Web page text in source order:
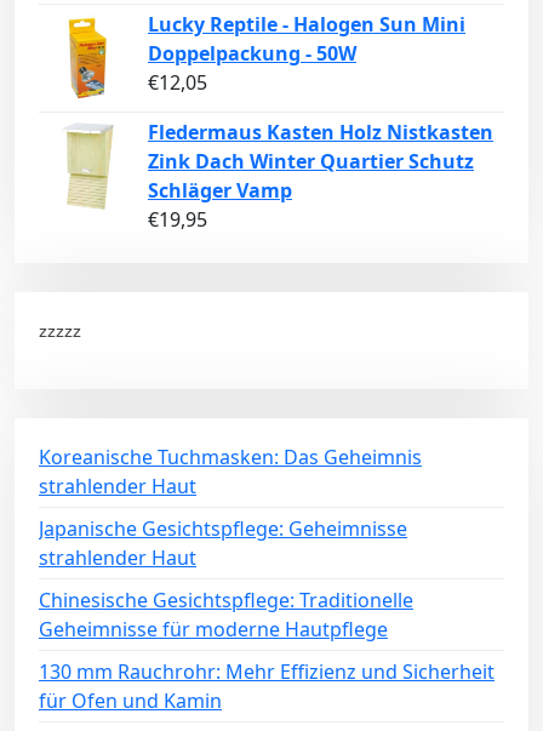
Lucky Reptile - Halogen Sun Mini
Doppelpackung - 50W
€12,05
Fledermaus Kasten Holz Nistkasten
Zink Dach Winter Quartier Schutz
Schläger Vamp
€19,95
zzzzz
Koreanische Tuchmasken: Das Geheimnis
strahlender Haut
Japanische Gesichtspflege: Geheimnisse
strahlender Haut
Chinesische Gesichtspflege: Traditionelle
Geheimnisse für moderne Hautpflege
130 mm Rauchrohr: Mehr Effizienz und Sicherheit
für Ofen und Kamin